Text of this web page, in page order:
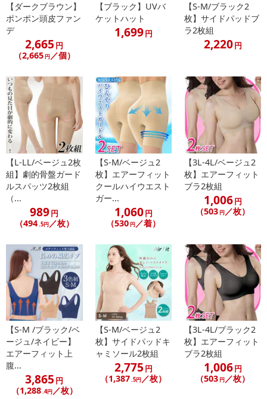
【ダークブラウン】
ポンポン頭皮ファン
デ
2,665 円
（2,665 円／個）
【ブラック】UVバ
ケットハット
1,699円
【S-M/ブラック2
枚】サイドパッドブ
ラ2枚組
2,220円
【L-LL/ベージュ2枚
組】劇的骨盤ガード
ルスパッツ2枚組
（...
989円
（494.5円／枚）
【S-M/ベージュ2
枚】エアーフィット
クールハイウエスト
ガー...
1,060円
（530 円 ／着）
【3L-4L/ベージュ2
枚】エアーフィット
ブラ2枚組
1,006円
（503 円 ／枚）
【S-M /ブラック/ベ
ージュ/ネイビー】
エアーフィット上
腹...
3,865 円
（1,288.4円／枚）
【S-M/ベージュ2
枚】サイドパッドキ
ャミソール2枚組
2,775 円
（1,387.5円／枚）
【3L-4L/ブラック2
枚】エアーフィット
ブラ2枚組
1,006円
（503 円／枚）